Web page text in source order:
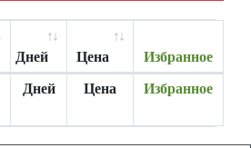
Дней Цена Избранное
Дней Цена Избранное